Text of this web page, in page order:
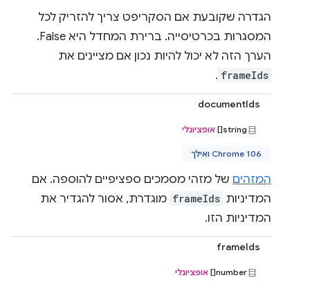
הגדרה שקובעת אם הסקריפט צריך להזריק לכל
המסגרות בכרטיסייה. ברירת המחדל היא False.
הערך הזה לא יכול להיות נכון אם מציינים את
frameIds
.
documentIds
string[] אופציונלי
Chrome 106 ואילך
המזהים של מזהי מסמכים ספציפיים להוספה. אם
המדיניות frameIds מוגדרת, אסור להגדיר את
המדיניות הזו.
frameIds
‫number[] אופציונלי